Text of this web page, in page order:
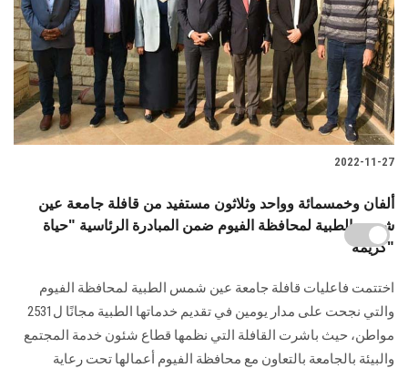
2022-11-27
ألفان وخمسمائة وواحد وثلاثون مستفيد من قافلة جامعة عين
شمس الطبية لمحافظة الفيوم ضمن المبادرة الرئاسية "حياة
كريمة"
اختتمت فاعليات قافلة جامعة عين شمس الطبية لمحافظة الفيوم
والتي نجحت على مدار يومين في تقديم خدماتها الطبية مجانًا ل2531
مواطن، حيث باشرت القافلة التي نظمها قطاع شئون خدمة المجتمع
والبيئة بالجامعة بالتعاون مع محافظة الفيوم أعمالها تحت رعاية